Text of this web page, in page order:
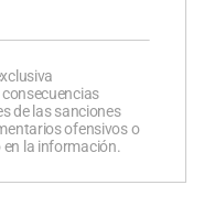
de las sanciones
ofensivos o
la información.